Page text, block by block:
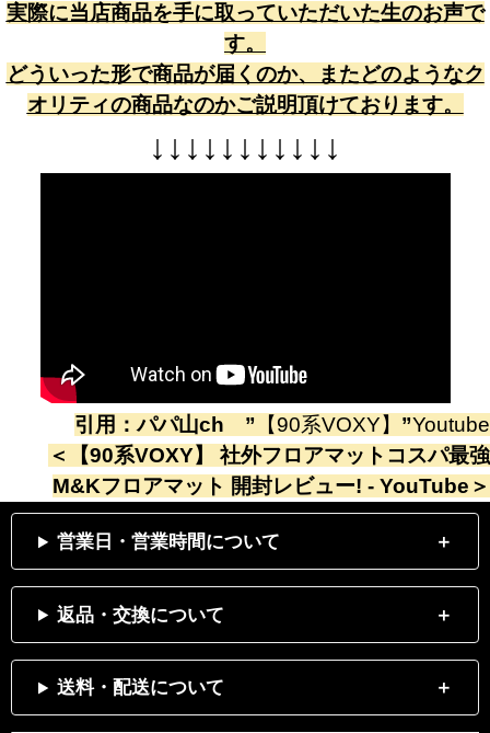
実際に当店商品を手に取っていただいた生のお声で
す。
どういった形で商品が届くのか、またどのようなク
オリティの商品なのかご説明頂けております。
↓ ↓ ↓ ↓ ↓ ↓ ↓ ↓ ↓ ↓ ↓
引用：パパ山ch ” 【90系VOXY】 ”Youtube
＜
【90系VOXY】 社外フロアマットコスパ最強
M&Kフロアマット 開封レビュー! - YouTube ＞
営業日・営業時間について
返品・交換について
送料・配送について